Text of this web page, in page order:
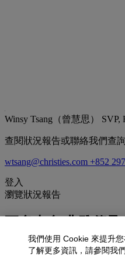
Winsy Tsang（曾慧思） SVP,
查閱狀況報告或聯絡我們查
wtsang@christies.com +852
登入
瀏覽狀況報告
查看全部
我們使用 Cookie 來提升
了解更多資訊，請參閱我